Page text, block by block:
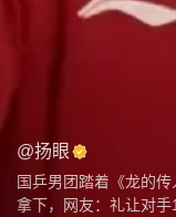
@扬眼
国乒男团踏着《龙的
拿下，网友：礼让对手